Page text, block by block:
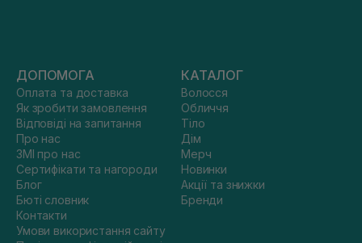
ДОПОМОГА
Оплата та доставка
Як зробити замовлення
Відповіді на запитання
Про нас
ЗМІ про нас
Сертифікати та нагороди
Блог
Бюті словник
Контакти
Умови використання сайту
КАТАЛОГ
Волосся
Обличчя
Тіло
Дім
Мерч
Новинки
Акції та знижки
Бренди